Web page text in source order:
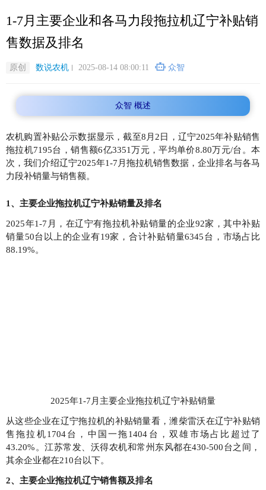
转
内
1-7月主要企业和各马力段拖拉机辽宁补贴销
售数据及排名
原创 数说农机 2025-08-14 08:00:11 众智
众智 概述
农机购置补贴公示数据显示，截至8月2日，辽宁2025年补贴销售
拖拉机7195台，销售额6亿3351万元，平均单价8.80万元/台。本
次，我们介绍辽宁2025年1-7月拖拉机销售数据，企业排名与各马
力段补销量与销售额。
1、主要企业拖拉机辽宁补贴销量及排名
2025年1-7月，在辽宁有拖拉机补贴销量的企业92家，其中补贴
销量50台以上的企业有19家，合计补贴销量6345台，市场占比
88.19%。
2025年1-7月主要企业拖拉机辽宁补贴销量
从这些企业在辽宁拖拉机的补贴销量看，潍柴雷沃在辽宁补贴销
售拖拉机1704台，中国一拖1404台，双雄市场占比超过了
43.20%。江苏常发、沃得农机和常州东风都在430-500台之间，
其余企业都在210台以下。
2、主要企业拖拉机辽宁销售额及排名